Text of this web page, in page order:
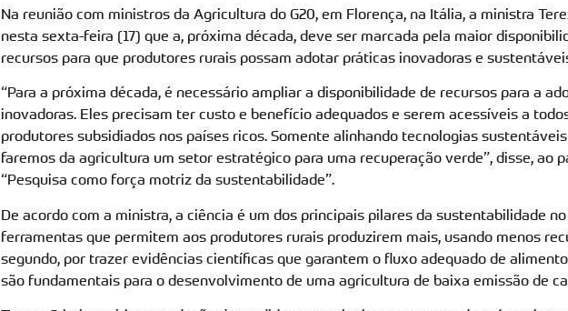
Na reunião com ministros da Agricultura do G20, em Florença, na Itália, a ministra
nesta sexta-feira (17) que a, próxima década, deve ser marcada pela maior
recursos para que produtores rurais possam adotar práticas inovadoras e
“Para a próxima década, é necessário ampliar a disponibilidade de recursos para a
inovadoras. Eles precisam ter custo e benefício adequados e serem acessíveis a
produtores subsidiados nos países ricos. Somente alinhando tecnologias
faremos da agricultura um setor estratégico para uma recuperação verde”, disse, ao
“Pesquisa como força motriz da sustentabilidade”.
De acordo com a ministra, a ciência é um dos principais pilares da sustentabilidade
ferramentas que permitem aos produtores rurais produzirem mais, usando menos
segundo, por trazer evidências científicas que garantem o fluxo adequado de
são fundamentais para o desenvolvimento de uma agricultura de baixa emissão de